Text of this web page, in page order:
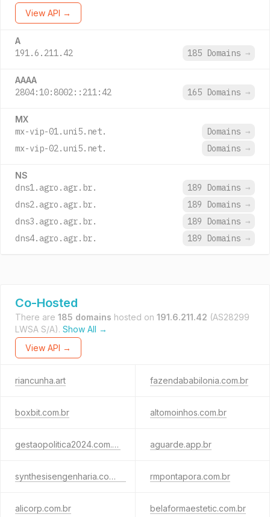
View API →
A
191.6.211.42 185 Domains →
AAAA
2804:10:8002::211:42 165 Domains →
MX
mx-vip-01.uni5.net. Domains →
mx-vip-02.uni5.net.
Domains →
NS
dns1.agro.agr.br. 189 Domains →
dns2.agro.agr.br.
189 Domains →
dns3.agro.agr.br.
189 Domains →
dns4.agro.agr.br.
189 Domains →
Co-Hosted
There are 185 domains hosted on 191.6.211.42 (AS28299
LWSA S/A). Show All →
View API →
riancunha.art fazendababilonia.com.br
boxbit.com.br altomoinhos.com.br
gestaopolitica2024.com.br aguarde.app.br
synthesisengenharia.com.br rmpontapora.com.br
alicorp.com.br belaformaestetic.com.br